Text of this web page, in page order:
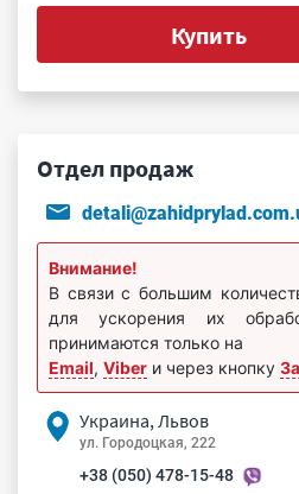
Купить
Отдел продаж
Внимание!
В связи с большим
для ускорения их
принимаются только на
Email, Viber и через кнопку
Украина, Львов
ул. Городоцкая, 222
+38 (050) 478-15-48